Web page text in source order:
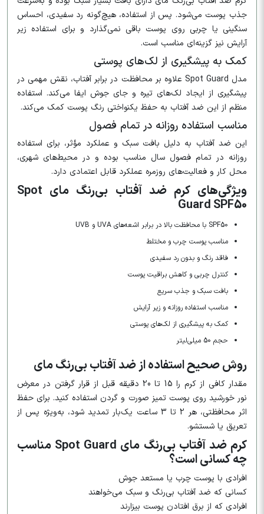
جذب پوست می‌شود. پس از استفاده، هیچ‌گونه رد سفیدی، احساس
سنگینی یا چربی روی پوست باقی نمی‌گذارد و برای استفاده زیر
آرایش نیز گزینه‌ای مناسب است.
کمک به پیشگیری از لک‌های پوستی
مدل Spot Guard علاوه بر محافظت در برابر آفتاب، نقش مهمی در
پیشگیری از ایجاد لک‌های تیره و جای جوش ایفا می‌کند. استفاده
منظم از این ضد آفتاب به حفظ یکنواختی رنگ پوست کمک می‌کند.
مناسب استفاده روزانه در تمام فصول
این ضد آفتاب به دلیل بافت سبک و عملکرد مؤثر، برای استفاده
روزانه در تمام فصول سال مناسب بوده و در محیط‌های شهری،
محل کار و فعالیت‌های روزمره عملکرد قابل اعتمادی دارد.
ویژگی‌های کرم ضد آفتاب بی‌رنگ مای Spot
Guard SPF50
SPF50 با محافظت بالا در برابر اشعه‌های UVA و UVB
مناسب پوست چرب و مختلط
فاقد رنگ و بدون رد سفیدی
کنترل چربی و کاهش براقیت پوست
بافت سبک و جذب سریع
مناسب استفاده روزانه و زیر آرایش
کمک به پیشگیری از لک‌های پوستی
حجم 50 میلی‌لیتر
روش صحیح استفاده از ضد آفتاب بی‌رنگ مای
مقدار کافی از کرم را 15 تا 20 دقیقه قبل از قرار گرفتن در معرض
نور خورشید روی پوست تمیز صورت و گردن استفاده کنید. برای حفظ
اثر محافظتی، هر 2 تا 3 ساعت یک‌بار تمدید شود، به‌ویژه پس از
تعریق یا شستشو.
کرم ضد آفتاب بی‌رنگ مای Spot Guard مناسب
چه کسانی است؟
افرادی با پوست چرب یا مستعد جوش
کسانی که ضد آفتاب بی‌رنگ و سبک می‌خواهند
افرادی که از برق افتادن پوست بیزارند